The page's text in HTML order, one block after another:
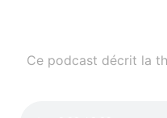
Ce podcast décrit la